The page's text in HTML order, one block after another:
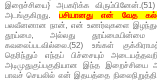
இறைச்சியை} அபகரிக்க விரும்பினேன்.(51)
அடங்குகிறது. பசியானது என் வேத
பலவீனனான நான், என் உணர்வுகளை
தூய்மை, அல்லது தூய்மையின்மை
கவலைப்படவில்லை.(52) உங்கள்
தெரிந்தும் எந்தப் பிச்சையும்
அடிமுதுகுப்பகுதியான இந்த இறைச்சியை
பாவச் செயலில் என் இதயத்தை